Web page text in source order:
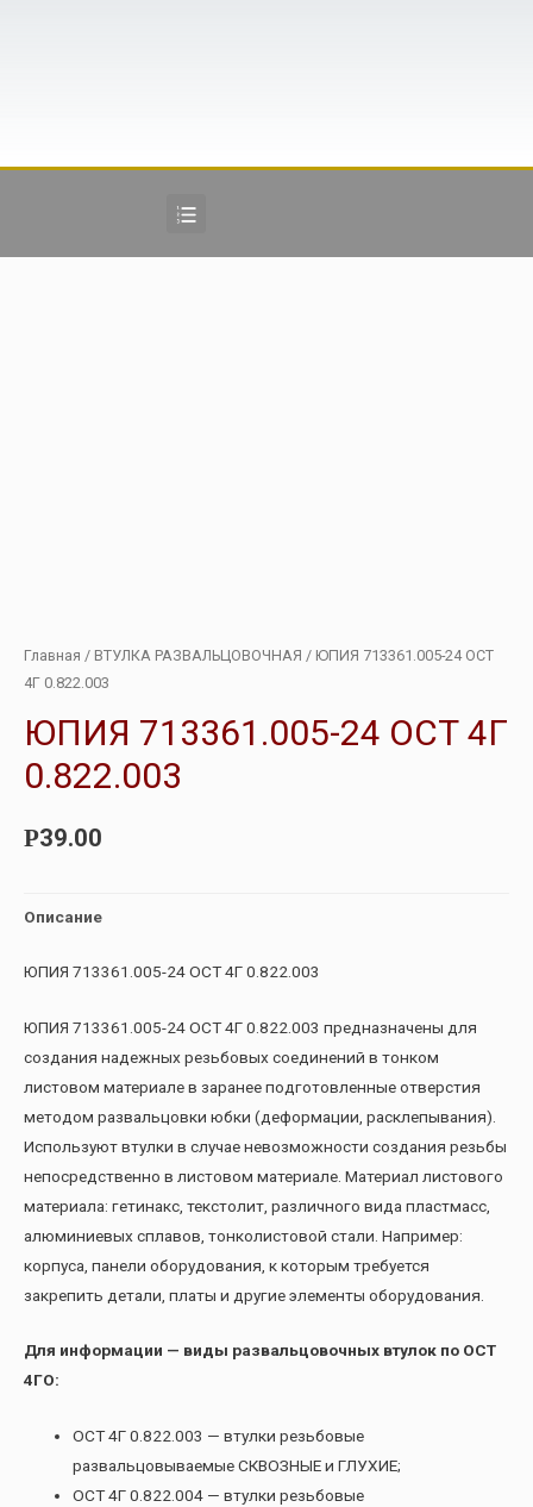
Главная / ВТУЛКА РАЗВАЛЬЦОВОЧНАЯ / ЮПИЯ 713361.005-24 ОСТ
4Г 0.822.003
ЮПИЯ 713361.005-24 ОСТ 4Г
0.822.003
Р39.00
Описание
ЮПИЯ 713361.005-24 ОСТ 4Г 0.822.003
ЮПИЯ 713361.005-24 ОСТ 4Г 0.822.003 предназначены для
создания надежных резьбовых соединений в тонком
листовом материале в заранее подготовленные отверстия
методом развальцовки юбки (деформации, расклепывания).
Используют втулки в случае невозможности создания резьбы
непосредственно в листовом материале. Материал листового
материала: гетинакс, текстолит, различного вида пластмасс,
алюминиевых сплавов, тонколистовой стали. Например:
корпуса, панели оборудования, к которым требуется
закрепить детали, платы и другие элементы оборудования.
Для информации — виды развальцовочных втулок по ОСТ
4ГО:
ОСТ 4Г 0.822.003 — втулки резьбовые
развальцовываемые СКВОЗНЫЕ и ГЛУХИЕ;
ОСТ 4Г 0.822.004 — втулки резьбовые